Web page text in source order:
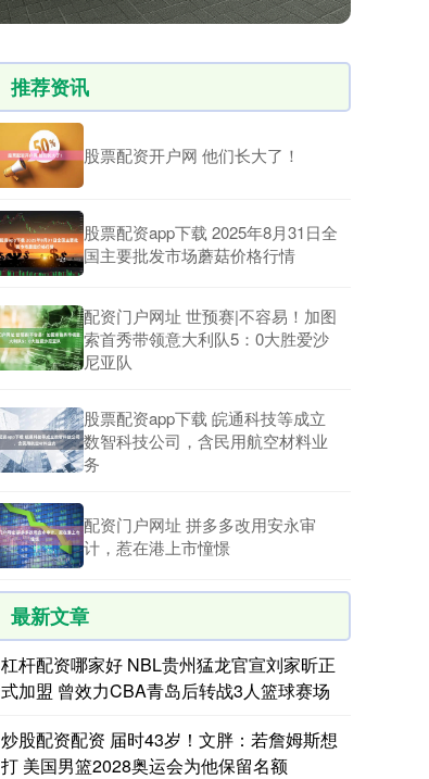
推荐资讯
股票配资开户网 他们长大了！
股票配资app下载 2025年8月31日全
国主要批发市场蘑菇价格行情
配资门户网址 世预赛|不容易！加图
索首秀带领意大利队5：0大胜爱沙
尼亚队
股票配资app下载 皖通科技等成立
数智科技公司，含民用航空材料业
务
配资门户网址 拼多多改用安永审
计，惹在港上市憧憬
最新文章
杠杆配资哪家好 NBL贵州猛龙官宣刘家昕正
式加盟 曾效力CBA青岛后转战3人篮球赛场
炒股配资配资 届时43岁！文胖：若詹姆斯想
打 美国男篮2028奥运会为他保留名额